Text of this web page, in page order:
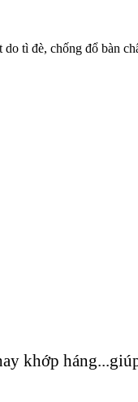
tì đè, chống đổ bàn
khớp